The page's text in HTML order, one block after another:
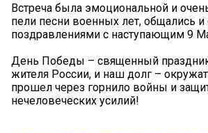
Встреча была эмоциональной и
пели песни военных лет, общались
поздравлениями с наступающим 9
День Победы – священный
жителя России, и наш долг –
прошел через горнило войны и
нечеловеческих усилий!